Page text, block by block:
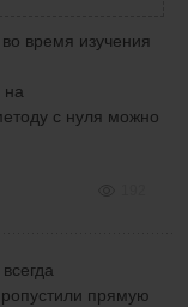
время изучения
на
с нуля можно
прямую